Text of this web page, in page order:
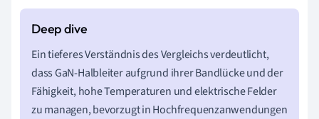
Ein tieferes Verständnis des Vergleichs verdeutlicht,
dass GaN-Halbleiter aufgrund ihrer Bandlücke und der
Fähigkeit, hohe Temperaturen und elektrische Felder
zu managen, bevorzugt in Hochfrequenzanwendungen